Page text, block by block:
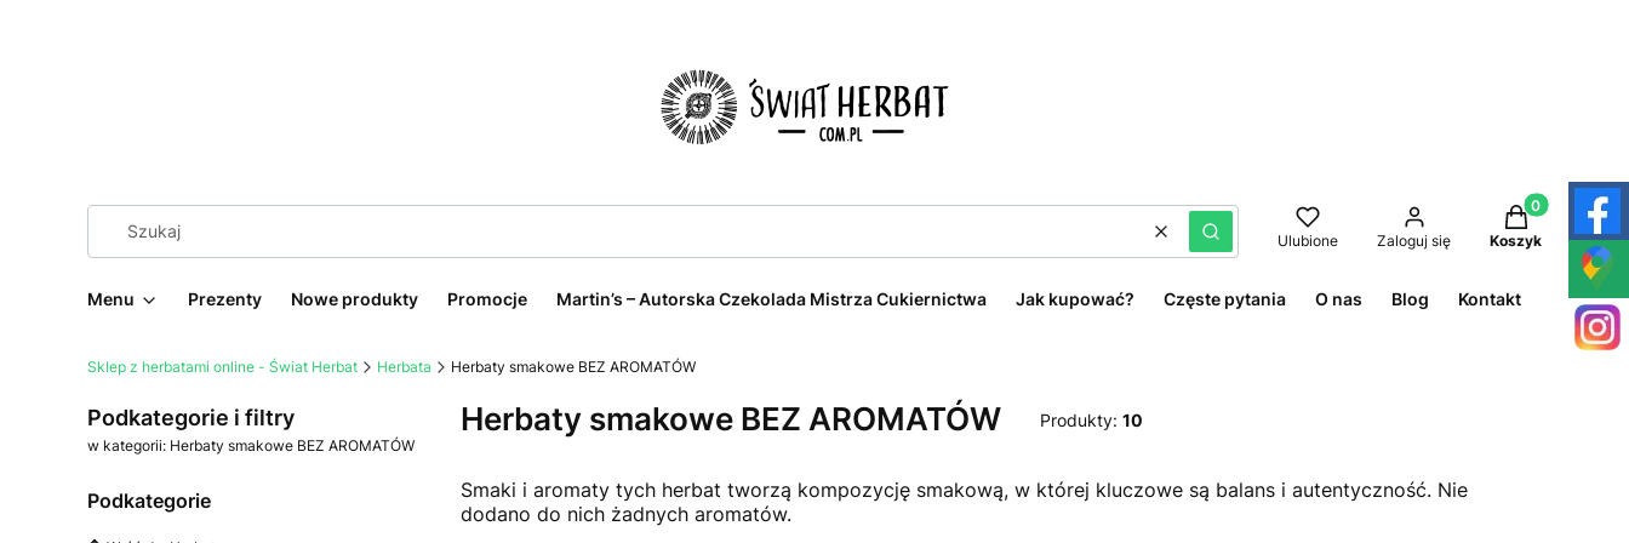
WyczyśćSzukaj Ulubione Zaloguj się
Produkty w
Koszyk
Menu Prezenty Nowe produkty Promocje Martin’s – Autorska Czekolada Mistrza Cukiernictwa Jak kupować? Częste pytania O nas Blog Kontakt
Sklep z herbatami online - Świat Herbat Herbata Herbaty smakowe BEZ AROMATÓW
Podkategorie i filtry
w kategorii: Herbaty smakowe BEZ AROMATÓW
Podkategorie
Herbaty smakowe BEZ AROMATÓW Produkty: 10
Smaki i aromaty tych herbat tworzą kompozycję smakową, w której kluczowe są balans i autentyczność. Nie
dodano do nich żadnych aromatów.